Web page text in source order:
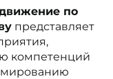
по
представляет
компетенций